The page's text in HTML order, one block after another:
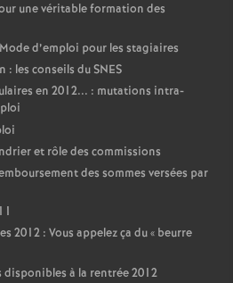
une véritable formation des
d’emploi pour les stagiaires
: les conseils duSNES
en 2012... : mutations intra-
et rôle des commissions
des sommes versées par
2012 : Vous appelez ça du « beurre
à la rentrée 2012